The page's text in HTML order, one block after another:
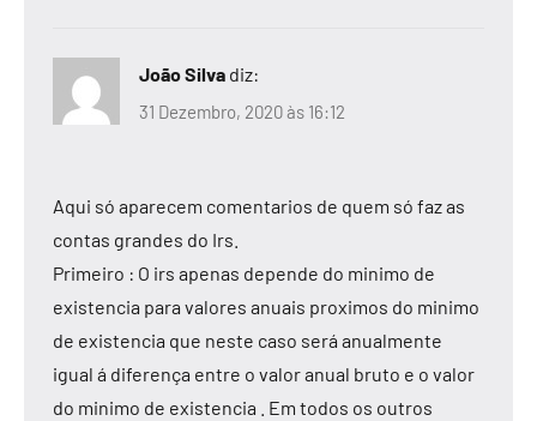
João Silva diz:
31 Dezembro, 2020 às 16:12
Aqui só aparecem comentarios de quem só faz as
contas grandes do Irs.
Primeiro : O irs apenas depende do minimo de
existencia para valores anuais proximos do minimo
de existencia que neste caso será anualmente
igual á diferença entre o valor anual bruto e o valor
do minimo de existencia . Em todos os outros